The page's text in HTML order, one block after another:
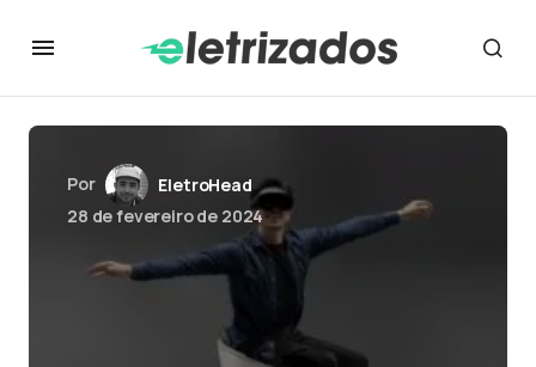
Por
EletroHead
28 de fevereiro de 2024